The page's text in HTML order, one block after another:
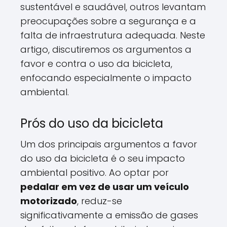
sustentável e saudável, outros levantam
preocupações sobre a segurança e a
falta de infraestrutura adequada. Neste
artigo, discutiremos os argumentos a
favor e contra o uso da bicicleta,
enfocando especialmente o impacto
ambiental.
Prós do uso da bicicleta
Um dos principais argumentos a favor
do uso da bicicleta é o seu impacto
ambiental positivo. Ao optar por
pedalar em vez de usar um veículo
motorizado, reduz-se
significativamente a emissão de gases